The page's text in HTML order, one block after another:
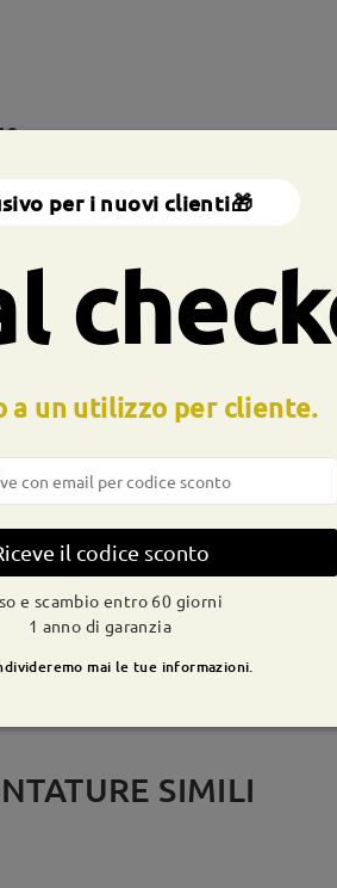
Dimensione diagonale
Materiale:
CONSEGNA
Spedito
SIMILI
per i nuovi clienti🎁
a un utilizzo per cliente.
il codice sconto
e scambio entro 60 giorni
1 anno di garanzia
mai le tue informazioni.